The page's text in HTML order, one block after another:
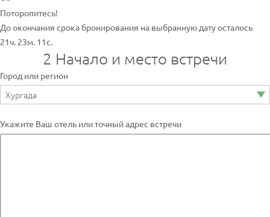
Поторопитесь!
До окончания срока бронирования на выбранную дату осталось
21ч. 23м. 11с.
2 Начало и место встречи
Город или регион
Укажите Ваш отель или точный адрес встречи